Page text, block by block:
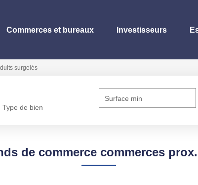
Commerces et bureaux Investisseurs
surgelés
Type de bien
Surface min
de commerce commerces